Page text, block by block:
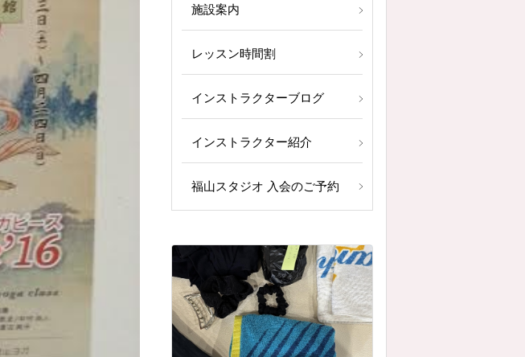
施設案内
レッスン時間割
インストラクターブログ
インストラクター紹介
福山スタジオ 入会のご予約